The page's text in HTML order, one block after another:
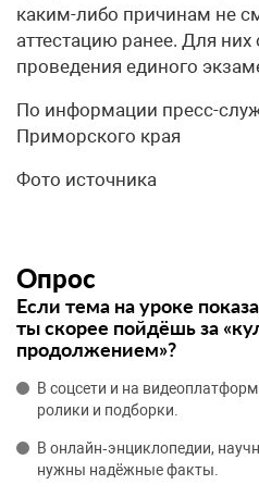
каким-либо причинам не
аттестацию ранее. Для
проведения единого
По информации пресс-
Приморского края
Фото источника
Опрос
Если тема на уроке
ты скорее пойдёшь за
продолжением»?
В соцсети и на
ролики и подборки.
В онлайн‑энциклопедии,
нужны надёжные факты.